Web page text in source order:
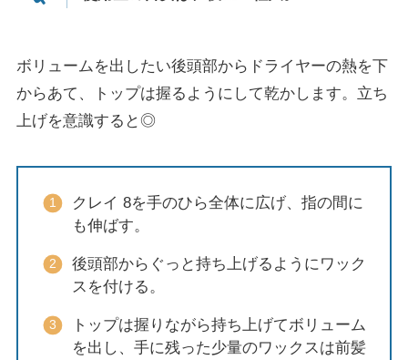
ボリュームを出したい後頭部からドライヤーの熱を下
からあて、トップは握るようにして乾かします。立ち
上げを意識すると◎
クレイ 8を手のひら全体に広げ、指の間に
も伸ばす。
後頭部からぐっと持ち上げるようにワック
スを付ける。
トップは握りながら持ち上げてボリューム
を出し、手に残った少量のワックスは前髪